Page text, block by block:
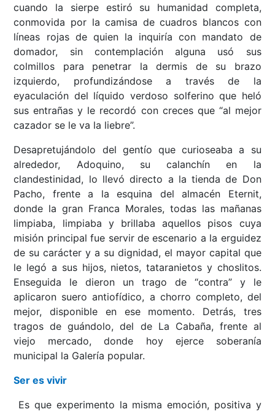
cuando la sierpe estiró su humanidad completa,
conmovida por la camisa de cuadros blancos con
líneas rojas de quien la inquiría con mandato de
domador, sin contemplación alguna usó sus
colmillos para penetrar la dermis de su brazo
izquierdo, profundizándose a través de la
eyaculación del líquido verdoso solferino que heló
sus entrañas y le recordó con creces que “al mejor
cazador se le va la liebre”.
Desapretujándolo del gentío que curioseaba a su
alrededor, Adoquino, su calanchín en la
clandestinidad, lo llevó directo a la tienda de Don
Pacho, frente a la esquina del almacén Eternit,
donde la gran Franca Morales, todas las mañanas
limpiaba, limpiaba y brillaba aquellos pisos cuya
misión principal fue servir de escenario a la erguidez
de su carácter y a su dignidad, el mayor capital que
le legó a sus hijos, nietos, tataranietos y choslitos.
Enseguida le dieron un trago de “contra” y le
aplicaron suero antiofídico, a chorro completo, del
mejor, disponible en ese momento. Detrás, tres
tragos de guándolo, del de La Cabaña, frente al
viejo mercado, donde hoy ejerce soberanía
municipal la Galería popular.
Ser es vivir
Es que experimento la misma emoción, positiva y